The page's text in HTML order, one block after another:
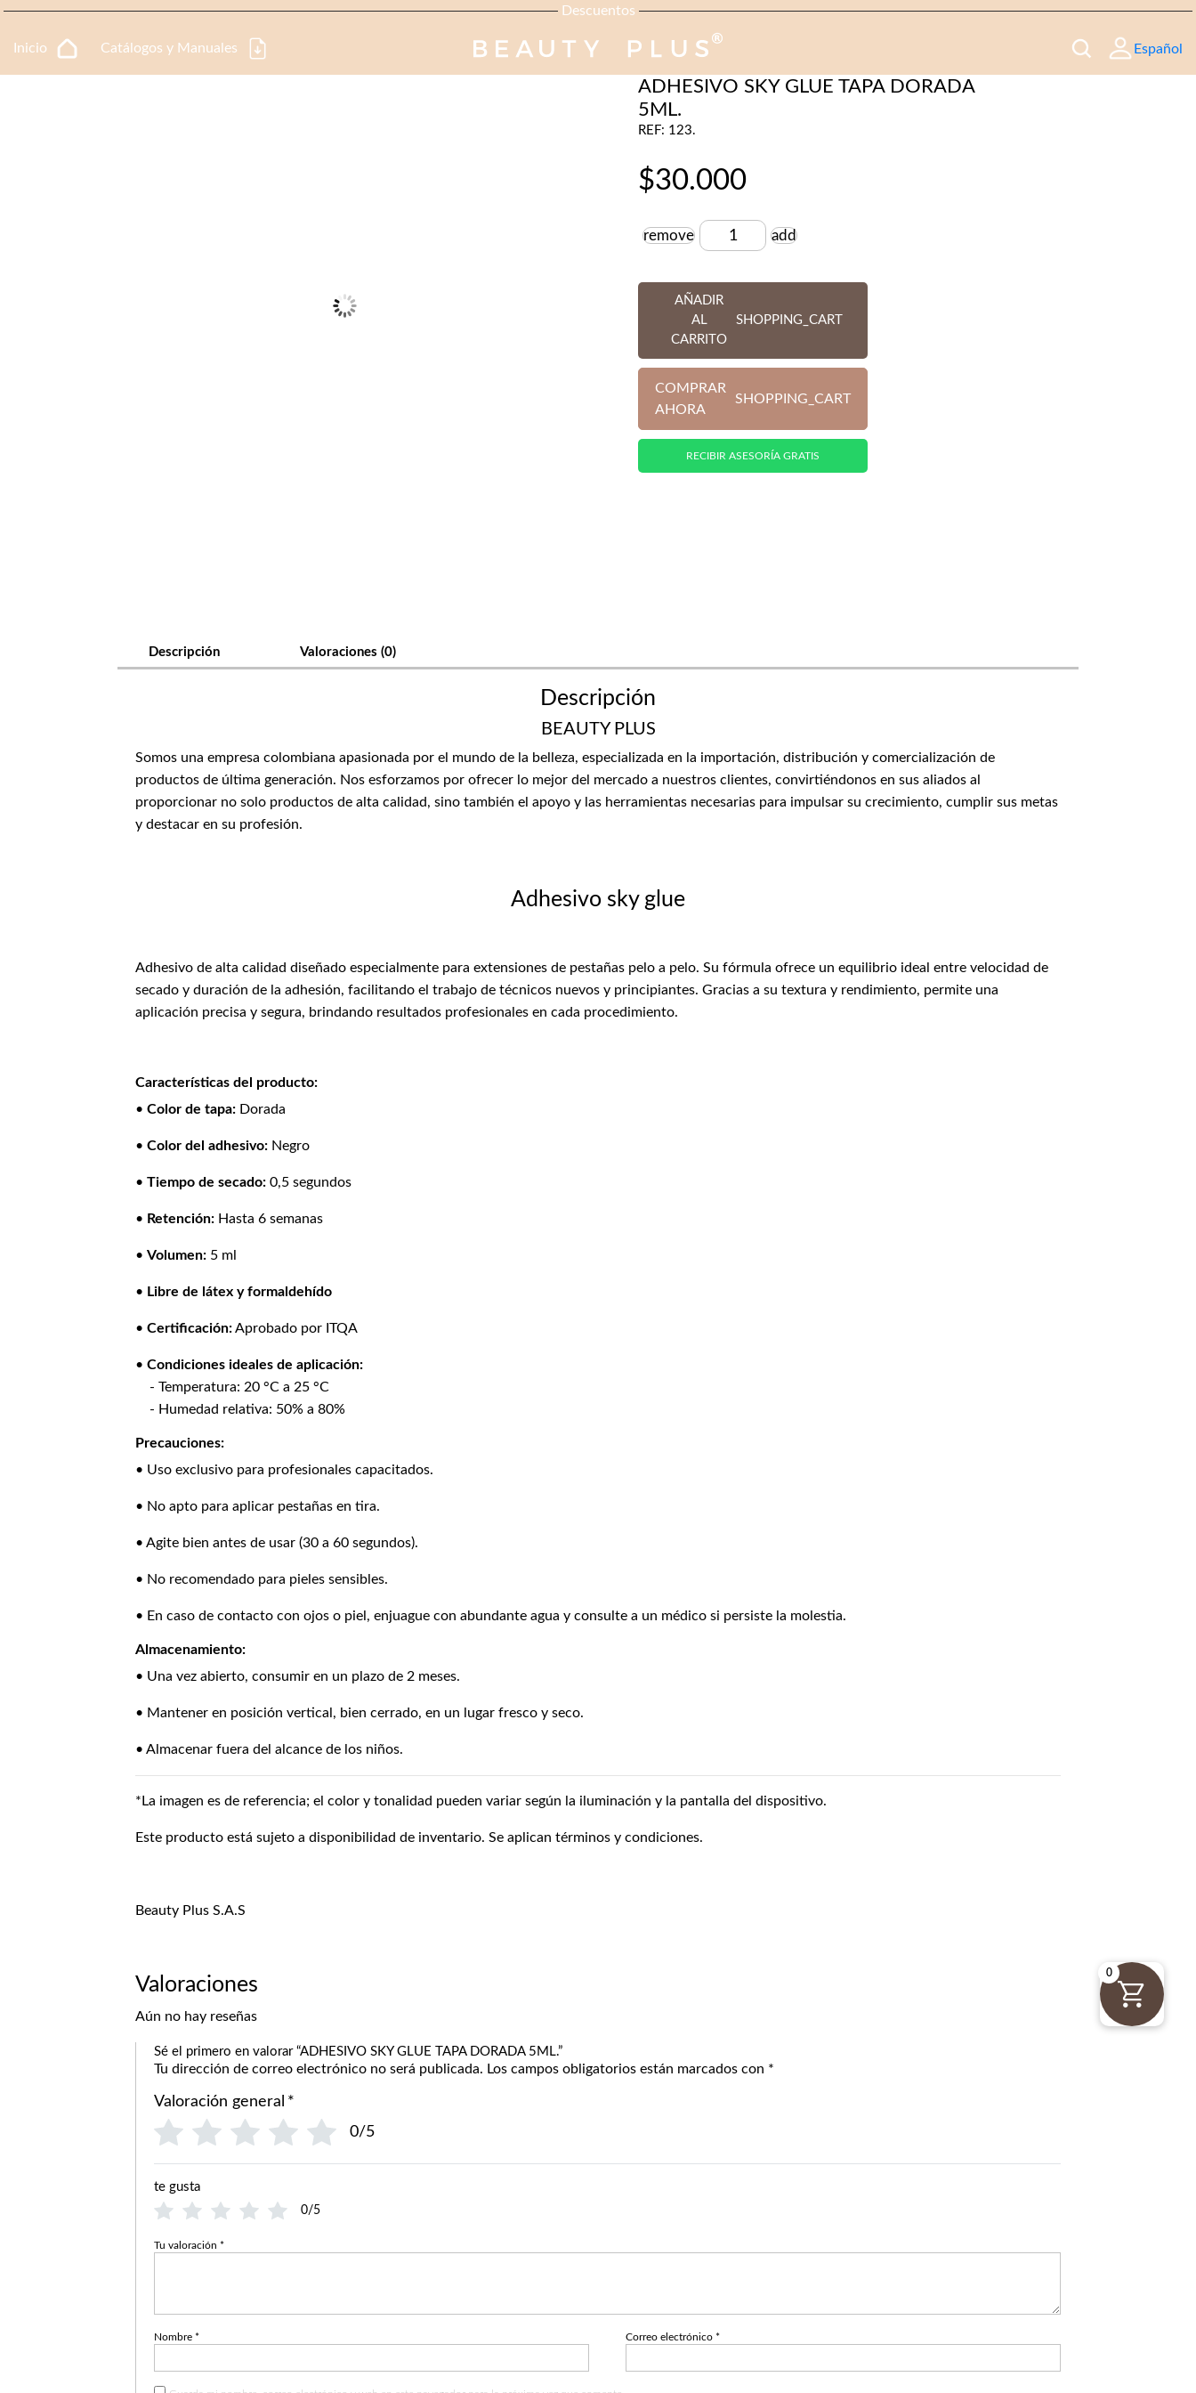
Descuentos
Inicio Catálogos y Manuales Español
PESTAÑAS-CEJAS
ADHESIVO SKY GLUE TAPA DORADA
5ML.
REF: 123.
$30.000
Cantidad
remove add
AÑADIR
AL
CARRITO
SHOPPING_CART
COMPRAR
AHORA
SHOPPING_CART
RECIBIR ASESORÍA GRATIS
Descripción Valoraciones (0)
Descripción
BEAUTY PLUS
Somos una empresa colombiana apasionada por el mundo de la belleza, especializada en la importación, distribución y comercialización de
productos de última generación. Nos esforzamos por ofrecer lo mejor del mercado a nuestros clientes, convirtiéndonos en sus aliados al
proporcionar no solo productos de alta calidad, sino también el apoyo y las herramientas necesarias para impulsar su crecimiento, cumplir sus metas
y destacar en su profesión.
Adhesivo sky glue
Adhesivo de alta calidad diseñado especialmente para extensiones de pestañas pelo a pelo. Su fórmula ofrece un equilibrio ideal entre velocidad de
secado y duración de la adhesión, facilitando el trabajo de técnicos nuevos y principiantes. Gracias a su textura y rendimiento, permite una
aplicación precisa y segura, brindando resultados profesionales en cada procedimiento.
Características del producto:
• Color de tapa: Dorada
• Color del adhesivo: Negro
• Tiempo de secado: 0,5 segundos
• Retención: Hasta 6 semanas
• Volumen: 5 ml
• Libre de látex y formaldehído
• Certificación:Aprobado por ITQA
• Condiciones ideales de aplicación:
- Temperatura: 20 °C a 25 °C
- Humedad relativa: 50% a 80%
Precauciones:
• Uso exclusivo para profesionales capacitados.
• No apto para aplicar pestañas en tira.
• Agite bien antes de usar (30 a 60 segundos).
• No recomendado para pieles sensibles.
• En caso de contacto con ojos o piel, enjuague con abundante agua y consulte a un médico si persiste la molestia.
Almacenamiento:
• Una vez abierto, consumir en un plazo de 2 meses.
• Mantener en posición vertical, bien cerrado, en un lugar fresco y seco.
• Almacenar fuera del alcance de los niños.
*La imagen es de referencia; el color y tonalidad pueden variar según la iluminación y la pantalla del dispositivo.
Este producto está sujeto a disponibilidad de inventario. Se aplican términos y condiciones.
Beauty Plus S.A.S
Valoraciones
Aún no hay reseñas
Sé el primero en valorar “ADHESIVO SKY GLUE TAPA DORADA 5ML.”
Tu dirección de correo electrónico no será publicada. Los campos obligatorios están marcados con *
Valoración general *
0/5
te gusta
0/5
Tu valoración *
Nombre * Correo electrónico *
0